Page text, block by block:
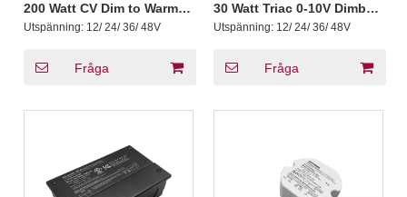
200 Watt CV Dim to Warm
Triac 0-10V Dimbar
drivrutin LED-ljus 10V PWM
Utspänning: 12/ 24/ 36/ 48V
Fråga
30 Watt Triac 0-10V Dimbar
LED Driver CV
Högspänning
Utspänning: 12/ 24/ 36/ 48V
Fråga